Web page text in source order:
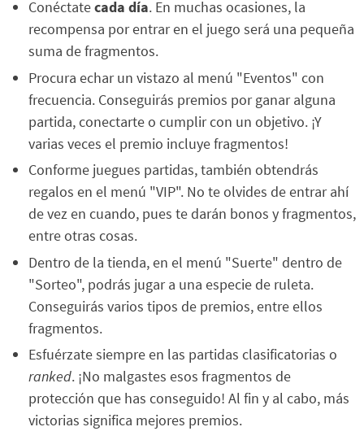
Conéctatecada día. En muchas ocasiones, la
recompensa por entrar en el juego será una pequeña
suma de fragmentos.
Procura echar un vistazo al menú "Eventos" con
frecuencia. Conseguirás premios por ganar alguna
partida, conectarte o cumplir con un objetivo. ¡Y
varias veces el premio incluye fragmentos!
Conforme juegues partidas, también obtendrás
regalos en el menú "VIP". No te olvides de entrar ahí
de vez en cuando, pues te darán bonos y fragmentos,
entre otras cosas.
Dentro de la tienda, en el menú "Suerte" dentro de
"Sorteo", podrás jugar a una especie de ruleta.
Conseguirás varios tipos de premios, entre ellos
fragmentos.
Esfuérzate siempre en las partidas clasificatorias o
ranked. ¡No malgastes esos fragmentos de
protección que has conseguido! Al fin y al cabo, más
victorias significa mejores premios.